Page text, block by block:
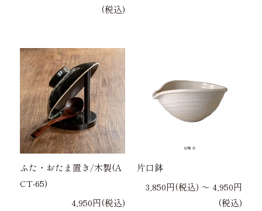
(税込)
ふた・おたま置き/木製(A
CT-65)
4,950円(税込)
片口鉢
3,850円(税込) 〜 4,950円
(税込)